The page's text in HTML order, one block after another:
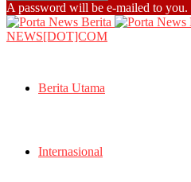
A password will be e-mailed to you.
NEWS[DOT]COM
Berita Utama
Internasional